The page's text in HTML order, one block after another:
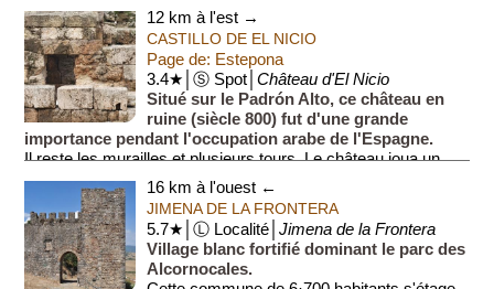
12 km à l'est →
CASTILLO DE EL NICIO
Page de: Estepona
3.4★│Ⓢ Spot│Château d'El Nicio
Situé sur le Padrón Alto, ce château en
ruine (siècle 800) fut d'une grande
importance pendant l'occupation arabe de l'Espagne.
Il reste les murailles et plusieurs tours. Le château joua un
rôle...
16 km à l'ouest ←
JIMENA DE LA FRONTERA
5.7★│Ⓛ Localité│Jimena de la Frontera
Village blanc fortifié dominant le parc des
Alcornocales.